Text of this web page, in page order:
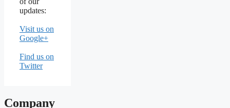
updates:
Visit us on
Google+
Find us on
Twitter
Company